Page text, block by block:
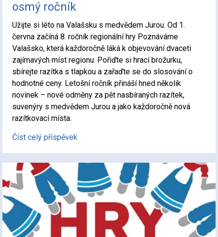
osmý ročník
Užijte si léto na Valašsku s medvědem Jurou. Od 1.
června začíná 8. ročník regionální hry Poznáváme
Valašsko, která každoročně láká k objevování dvaceti
zajímavých míst regionu. Pořiďte si hrací brožurku,
sbírejte razítka s tlapkou a zařaďte se do slosování o
hodnotné ceny. Letošní ročník přináší hned několik
novinek – nové odměny za pět nasbíraných razítek,
suvenýry s medvědem Jurou a jako každoročně nová
razítkovací místa.
Číst celý příspěvek